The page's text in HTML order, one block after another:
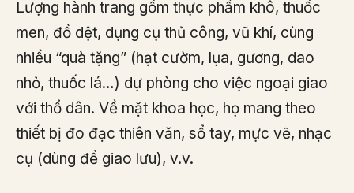
Lượng hành trang gồm thực phẩm khô, thuốc
men, đồ dệt, dụng cụ thủ công, vũ khí, cùng
nhiều “quà tặng” (hạt cườm, lụa, gương, dao
nhỏ, thuốc lá…) dự phòng cho việc ngoại giao
với thổ dân. Về mặt khoa học, họ mang theo
thiết bị đo đạc thiên văn, sổ tay, mực vẽ, nhạc
cụ (dùng để giao lưu), v.v.